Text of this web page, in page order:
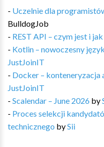
- Uczelnie dla
BulldogJob
- REST API – czym jest i
- Kotlin – nowoczesny
JustJoinIT
- Docker –
JustJoinIT
- Scalendar – June 2026 by
- Proces selekcji
technicznego bySii